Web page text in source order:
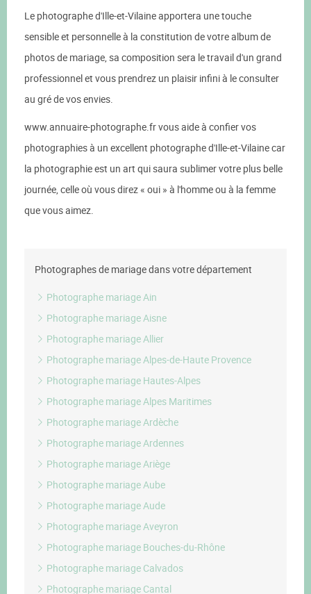
Le photographe d'Ille-et-Vilaine apportera une touche
sensible et personnelle à la constitution de votre album de
photos de mariage, sa composition sera le travail d'un grand
professionnel et vous prendrez un plaisir infini à le consulter
au gré de vos envies.
www.annuaire-photographe.fr vous aide à confier vos
photographies à un excellent photographe d'Ille-et-Vilaine car
la photographie est un art qui saura sublimer votre plus belle
journée, celle où vous direz « oui » à l'homme ou à la femme
que vous aimez.
Photographes de mariage dans votre département
Photographe mariage Ain
Photographe mariage Aisne
Photographe mariage Allier
Photographe mariage Alpes-de-Haute Provence
Photographe mariage Hautes-Alpes
Photographe mariage Alpes Maritimes
Photographe mariage Ardèche
Photographe mariage Ardennes
Photographe mariage Ariège
Photographe mariage Aube
Photographe mariage Aude
Photographe mariage Aveyron
Photographe mariage Bouches-du-Rhône
Photographe mariage Calvados
Photographe mariage Cantal